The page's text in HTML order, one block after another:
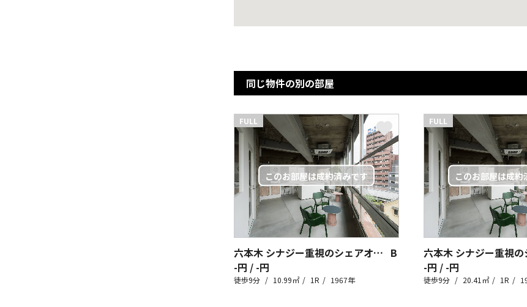
同じ物件の別の部屋
FULL
六本木 シナジー重視のシェアオフィス B
-円 / -円
徒歩9分 10.99㎡ 1R 1967年
FULL
-円 / -円
徒歩9分 20.41㎡ 1R